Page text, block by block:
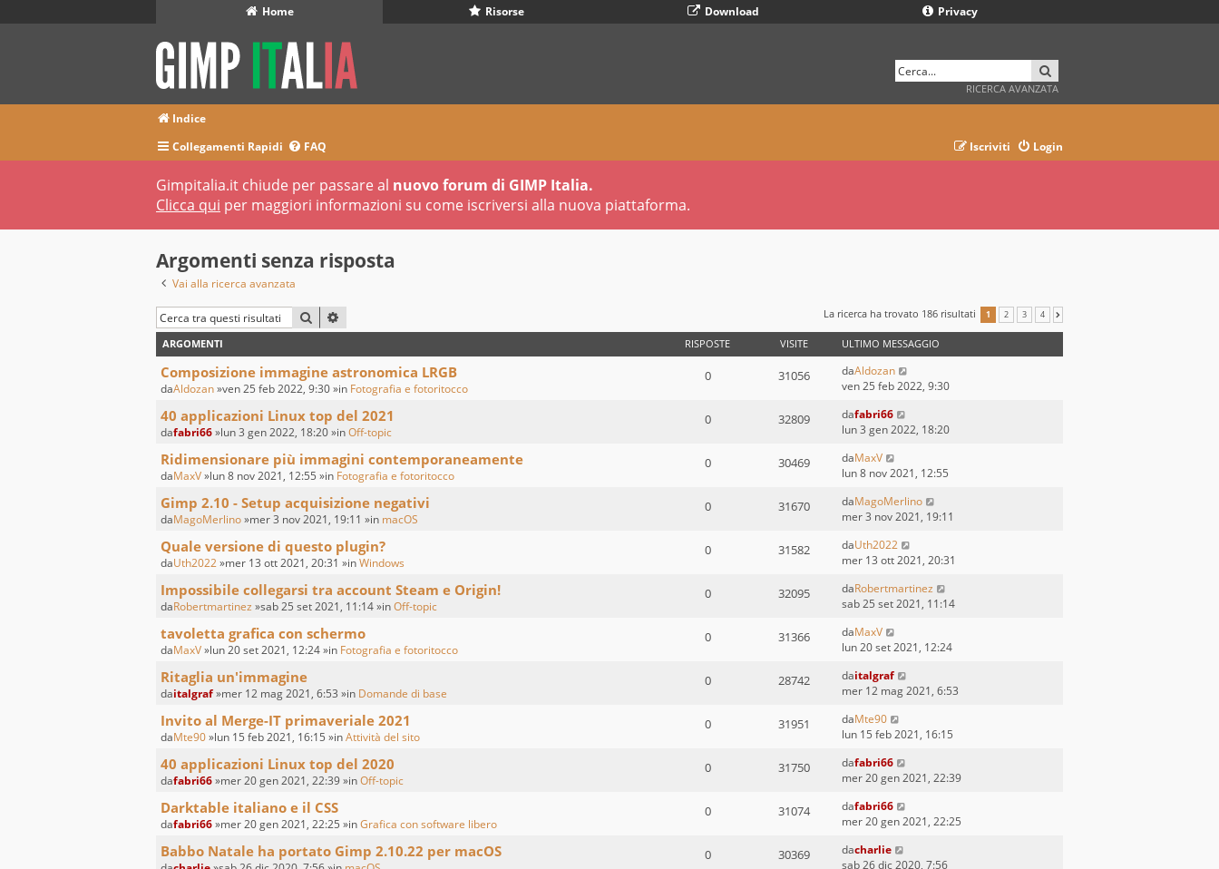
Home Risorse Download Privacy
RICERCA AVANZATA
Indice
Collegamenti Rapidi
FAQ Login
Iscriviti
Gimpitalia.it chiude per passare al nuovo forum di GIMP Italia.
Clicca qui per maggiori informazioni su come iscriversi alla nuova piattaforma.
Argomenti senza risposta
Vai alla ricerca avanzata
CERCA La ricerca ha trovato 186 risultati 1 2 3 4
ARGOMENTI RISPOSTE VISITE ULTIMO MESSAGGIO
Composizione immagine astronomica LRGB
daAldozan»ven 25 feb 2022, 9:30 »in Fotografia e fotoritocco
0 31056 daAldozan
ven 25 feb 2022, 9:30
40 applicazioni Linux top del 2021
dafabri66»lun 3 gen 2022, 18:20 »inOff-topic
0 32809 dafabri66
lun 3 gen 2022, 18:20
Ridimensionare più immagini contemporaneamente
daMaxV»lun 8 nov 2021, 12:55 »in Fotografia e fotoritocco
0 30469 daMaxV
lun 8 nov 2021, 12:55
Gimp 2.10 - Setup acquisizione negativi
daMagoMerlino»mer 3 nov 2021, 19:11 »in macOS
0 31670 daMagoMerlino
mer 3 nov 2021, 19:11
Quale versione di questo plugin?
daUth2022»mer 13 ott 2021, 20:31 »inWindows
0 31582 daUth2022
mer 13 ott 2021, 20:31
Impossibile collegarsi tra account Steam e Origin!
daRobertmartinez »sab 25 set 2021, 11:14 »inOff-topic
0 32095 daRobertmartinez
sab 25 set 2021, 11:14
tavoletta grafica con schermo
daMaxV»lun 20 set 2021, 12:24 »in Fotografia e fotoritocco
0 31366 daMaxV
lun 20 set 2021, 12:24
Ritaglia un'immagine
daitalgraf»mer 12 mag 2021, 6:53 »in Domande di base
0 28742 daitalgraf
mer 12 mag 2021, 6:53
Invito al Merge-IT primaveriale 2021
daMte90»lun 15 feb 2021, 16:15 »inAttività del sito
0 31951 daMte90
lun 15 feb 2021, 16:15
40 applicazioni Linux top del 2020
dafabri66»mer 20 gen 2021, 22:39 »inOff-topic
0 31750 dafabri66
mer 20 gen 2021, 22:39
Darktable italiano e il CSS
dafabri66»mer 20 gen 2021, 22:25 »inGrafica con software libero
0 31074 dafabri66
mer 20 gen 2021, 22:25
Babbo Natale ha portato Gimp 2.10.22 per macOS 0 30369 dacharlie
sab 26 dic 2020, 7:56